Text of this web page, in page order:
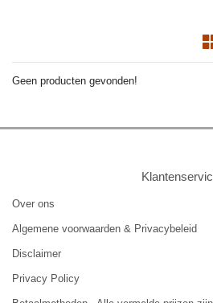
Geen producten gevonden!
Over ons
Algemene voorwaarden & Privacybeleid
Disclaimer
Privacy Policy